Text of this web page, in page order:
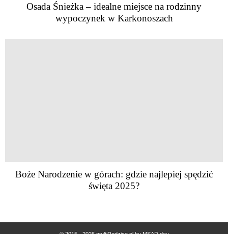
Osada Śnieżka – idealne miejsce na rodzinny
wypoczynek w Karkonoszach
Boże Narodzenie w górach: gdzie najlepiej spędzić
święta 2025?